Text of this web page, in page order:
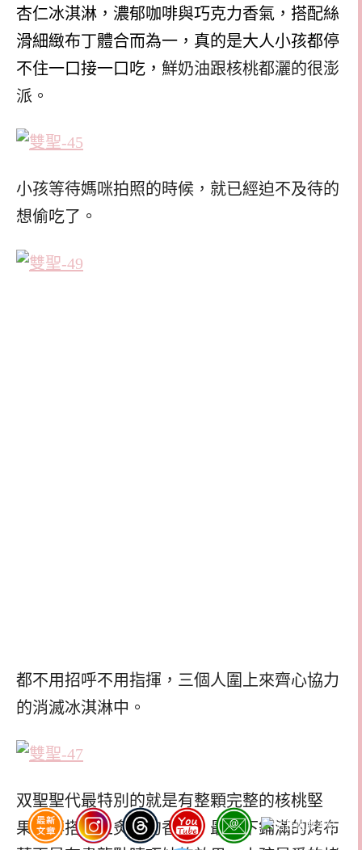
杏仁冰淇淋，濃郁咖啡與巧克力香氣，搭配絲
滑細緻布丁體合而為一，真的是大人小孩都停
不住一口接一口吃， 鮮奶油跟核桃都灑的很澎
派。
小孩等待媽咪拍照的時候，就已經迫不及待的
想偷吃了。
都不用招呼不用指揮，三個人圍上來齊心協力
的消滅冰淇淋中。
双聖聖代最特別的就是有整顆完整的核桃堅
果，再搭配上炙燒的香蕉，最底下鋪滿的烤布